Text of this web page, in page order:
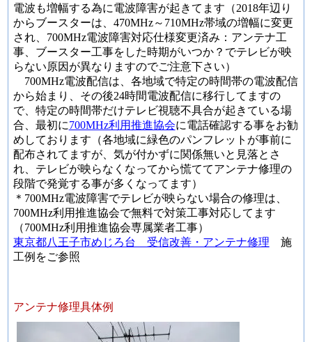
電波も増幅する為に電波障害が起きてます（2018年辺り
からブースターは、470MHz～710MHz帯域の増幅に変更
され、700MHz電波障害対応仕様変更済み：アンテナ工
事、ブースター工事をした時期がいつか？でテレビが映
らない原因が異なりますのでご注意下さい）
700MHz電波配信は、各地域で特定の時間帯の電波配信
から始まり、その後24時間電波配信に移行してますの
で、特定の時間帯だけテレビ視聴不具合が起きている場
合、最初に700MHz利用推進協会に電話確認する事をお勧
めしております（各地域に緑色のパンフレットが事前に
配布されてますが、気が付かずに関係無いと見落とさ
れ、テレビが映らなくなってから慌ててアンテナ修理の
段階で発覚する事が多くなってます）
＊700MHz電波障害でテレビが映らない場合の修理は、
700MHz利用推進協会で無料で対策工事対応してます
（700MHz利用推進協会専属業者工事）
東京都八王子市めじろ台 受信改善・アンテナ修理 施
工例をご参照
アンテナ修理具体例